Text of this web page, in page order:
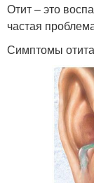
Отит – это
частая
Симптомы